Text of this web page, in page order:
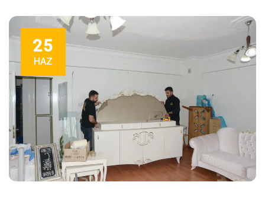
25
HAZ